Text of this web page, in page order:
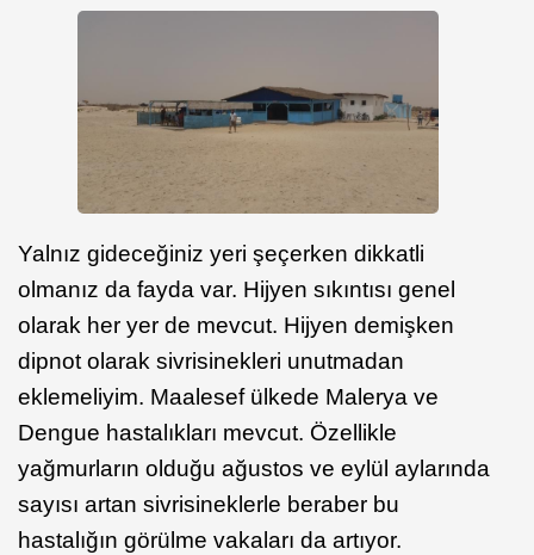
Yalnız gideceğiniz yeri şeçerken dikkatli
olmanız da fayda var. Hijyen sıkıntısı genel
olarak her yer de mevcut. Hijyen demişken
dipnot olarak sivrisinekleri unutmadan
eklemeliyim. Maalesef ülkede Malerya ve
Dengue hastalıkları mevcut. Özellikle
yağmurların olduğu ağustos ve eylül aylarında
sayısı artan sivrisineklerle beraber bu
hastalığın görülme vakaları da artıyor.